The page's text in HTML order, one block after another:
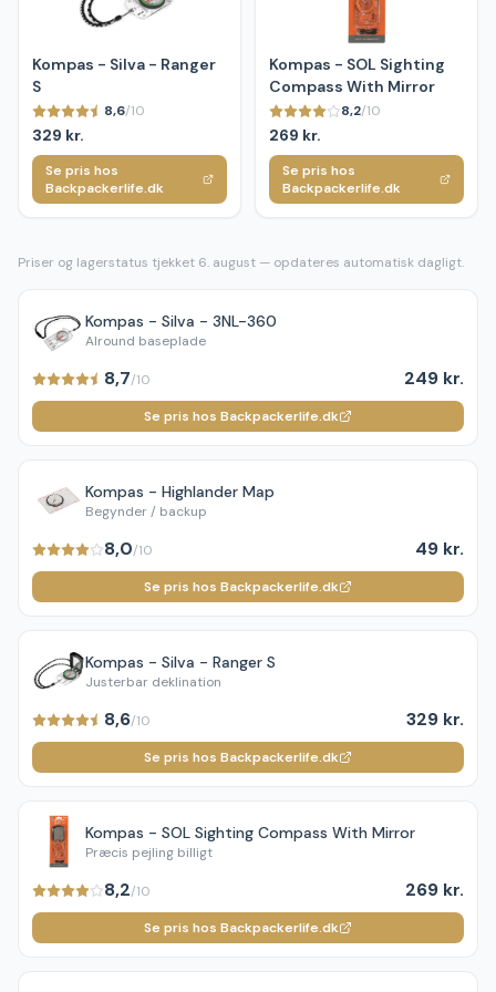
Kompas - Silva - Ranger
S
8,6/10
329 kr.
Se pris hos
Backpackerlife.dk
Kompas - SOL Sighting
Compass With Mirror
8,2/10
269 kr.
Se pris hos
Backpackerlife.dk
Priser og lagerstatus tjekket 6. august — opdateres automatisk dagligt.
Kompas - Silva - 3NL-360
Alround baseplade
8,7/10 249 kr.
Se pris hos Backpackerlife.dk
Kompas - Highlander Map
Begynder / backup
8,0/10 49 kr.
Se pris hos Backpackerlife.dk
Kompas - Silva - Ranger S
Justerbar deklination
8,6/10 329 kr.
Se pris hos Backpackerlife.dk
Kompas - SOL Sighting Compass With Mirror
Præcis pejling billigt
8,2/10 269 kr.
Se pris hos Backpackerlife.dk